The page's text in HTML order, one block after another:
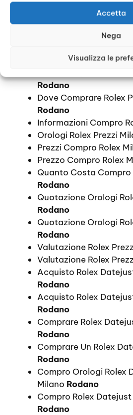
Accetta
Nega
Visualizza le
Compro Rolex Usati
Compro Rolex Usato
Costo Compro Rolex
Rodano
Dove Comprare Rolex
Rodano
Informazioni Compro
Orologi Rolex Prezzi
Prezzi Compro Rolex
Prezzo Compro Rolex
Quanto Costa Compro
Rodano
Quotazione Orologi
Rodano
Quotazione Orologi
Rodano
Valutazione Rolex
Valutazione Rolex
Acquisto Rolex
Rodano
Acquisto Rolex
Rodano
Comprare Rolex
Rodano
Comprare Un Rolex
Rodano
Compro Orologi Rolex
Milano Rodano
Compro Rolex
Rodano